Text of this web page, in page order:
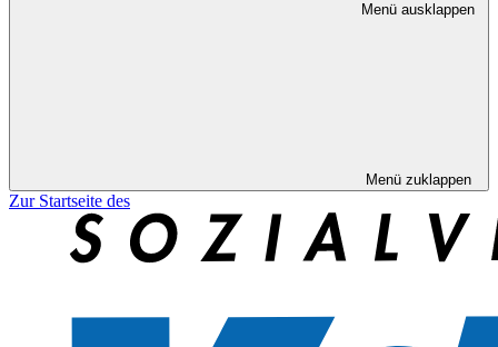
Menü ausklappen
Menü zuklappen
Zur Startseite des